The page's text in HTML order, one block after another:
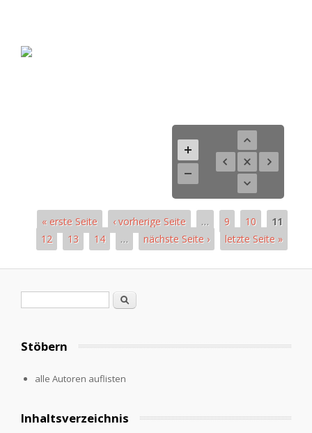
« erste Seite ‹ vorherige Seite … 9 10
11
12
13 14 … nächste Seite › letzte Seite »
Search
Stöbern
alle Autoren auflisten
Inhaltsverzeichnis